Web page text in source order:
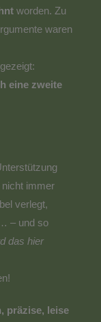
worden. Zu
waren
eine zweite
immer
verlegt,
– und so
das hier
präzise, leise